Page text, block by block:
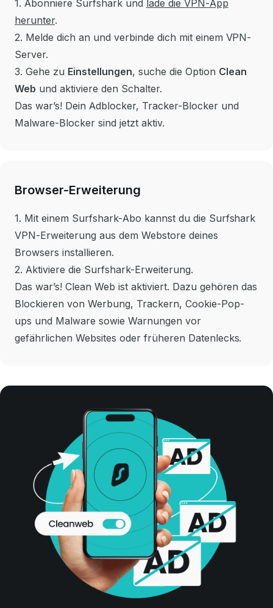
1. Abonniere Surfshark und lade die VPN-App
herunter.
2. Melde dich an und verbinde dich mit einem VPN-
Server.
3. Gehe zu Einstellungen, suche die Option Clean
Web und aktiviere den Schalter.
Das war’s! Dein Adblocker, Tracker-Blocker und
Malware-Blocker sind jetzt aktiv.
Browser-Erweiterung
1. Mit einem Surfshark-Abo kannst du die Surfshark
VPN-Erweiterung aus dem Webstore deines
Browsers installieren.
2. Aktiviere die Surfshark-Erweiterung.
Das war’s! Clean Web ist aktiviert. Dazu gehören das
Blockieren von Werbung, Trackern, Cookie-Pop-
ups und Malware sowie Warnungen vor
gefährlichen Websites oder früheren Datenlecks.